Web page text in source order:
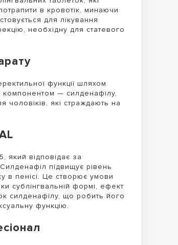
в кровотік, минаючи
для лікування
необхідну для статевого
функції шляхом
— силденафілу,
чоловіків, які страждають на
який відповідає за
підвищує рівень
в пенісі. Це створює умови
сублінгвальній формі, ефект
силденафілу, що робить його
функцію.